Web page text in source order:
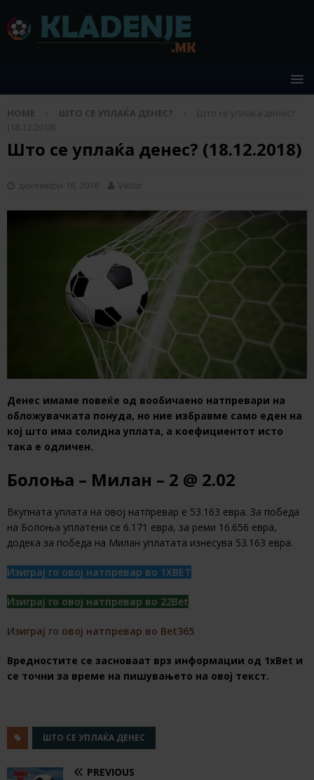
HOME ШТО СЕ УПЛАЌА ДЕНЕС?
Што се уплаќа денес?
(18.12.2018)
Што се уплаќа денес? (18.12.2018)
декември 18, 2018 Viktor
Денес имаме повеќе од вообичаено натпревари на
обложувачката понуда, но ние избравме само еден на
кој што има солидна уплата, а коефициентот исто
така е одличен.
Болоња – Милан – 2 @ 2.02
Вкупната уплата на овој натпревар е 53.163 евра. За победа
на Болоња уплатени се 6.171 евра, за реми 16.656 евра,
додека за победа на Милан уплатата изнесува 53.163 евра.
Изиграј го овој натпревар во 1XBET
Изиграј го овој натпревар во 22Bet
Изиграј го овој натпревар во Bet365
Вредностите се засноваат врз информации од 1хBet и
се точни за време на пишувањето на овој текст.
ШТО СЕ УПЛАЌА ДЕНЕС
PREVIOUS